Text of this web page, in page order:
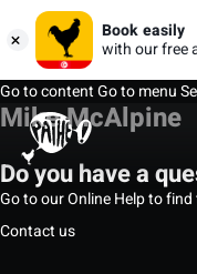
Book easily
with our free
Go to contentGo to menu
Mike McAlpine
Do you have a
Go to our Online Help to
Contact us